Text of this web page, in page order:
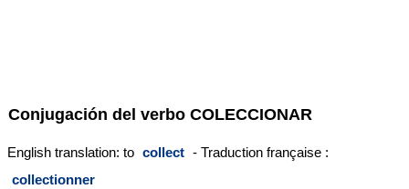
Conjugación del verbo COLECCIONAR
English translation: to collect - Traduction française :
collectionner